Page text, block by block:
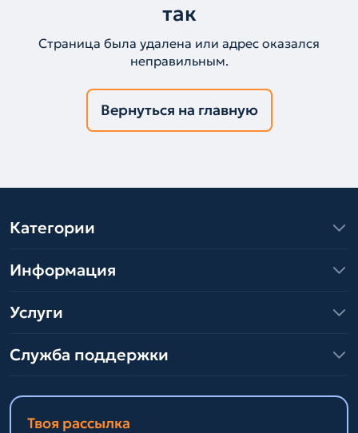
так
Страница была удалена или адрес оказался
неправильным.
Вернуться на главную
Категории
Информация
Услуги
Служба поддержки
Твоя рассылка